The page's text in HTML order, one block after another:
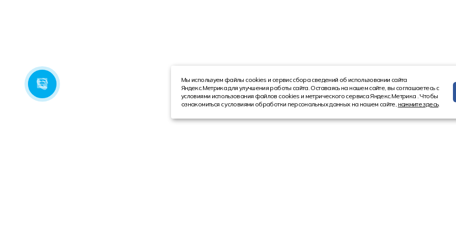
Мы используем файлы cookies и сервис сбора сведений об использовании сайта
Яндекс.Метрика для улучшения работы сайта. Оставаясь на нашем сайте, вы соглашаетесь с
условиями использования файлов cookies и метрического сервиса Яндекс.Метрика . Чтобы
ознакомиться с условиями обработки персональных данных на нашем сайте, нажмите здесь.